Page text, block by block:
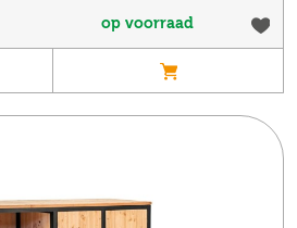
op voorraad